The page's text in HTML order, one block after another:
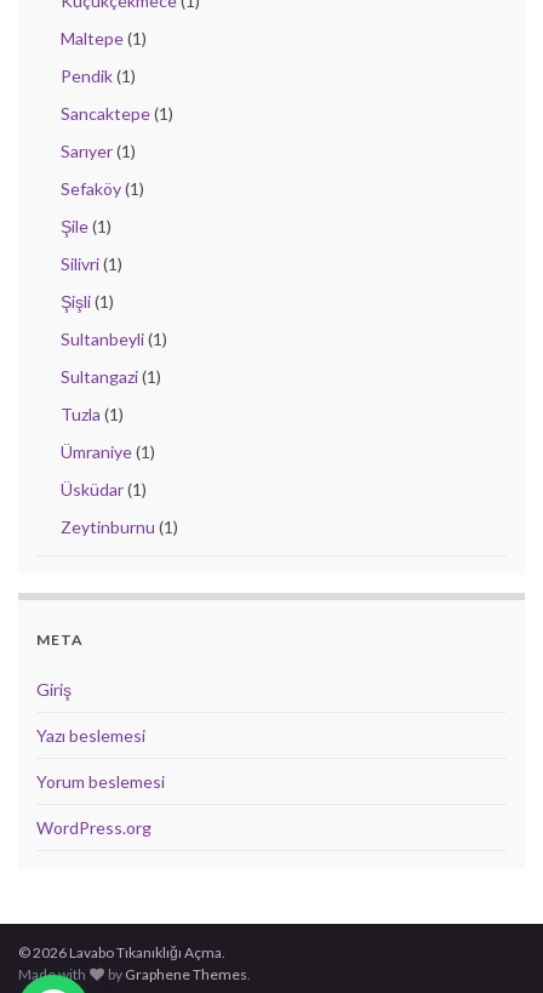
Maltepe(1)
Pendik(1)
Sancaktepe(1)
Sarıyer(1)
Sefaköy(1)
Şile(1)
Silivri(1)
Şişli(1)
Sultanbeyli(1)
Sultangazi(1)
Tuzla (1)
Ümraniye(1)
Üsküdar(1)
Zeytinburnu (1)
META
Giriş
Yazı beslemesi
Yorum beslemesi
WordPress.org
© 2026 Lavabo Tıkanıklığı Açma.
Made with
by Graphene Themes